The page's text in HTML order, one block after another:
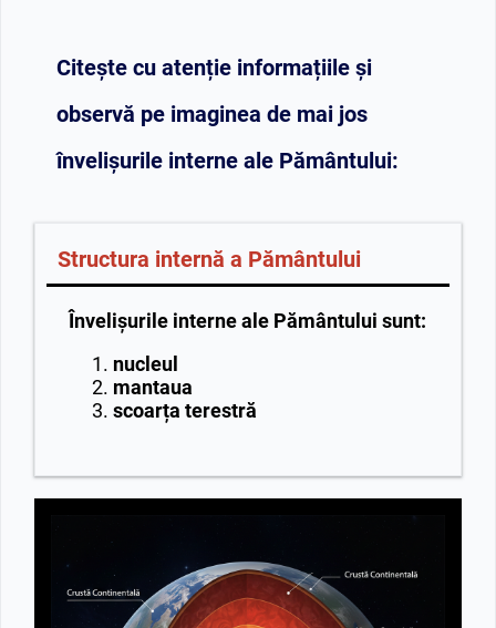
Citește cu atenție informațiile și
observă pe imaginea de mai jos
învelișurile interne ale Pământului:
Structura internă a Pământului
Învelișurile interne ale Pământului sunt:
nucleul
mantaua
scoarța terestră